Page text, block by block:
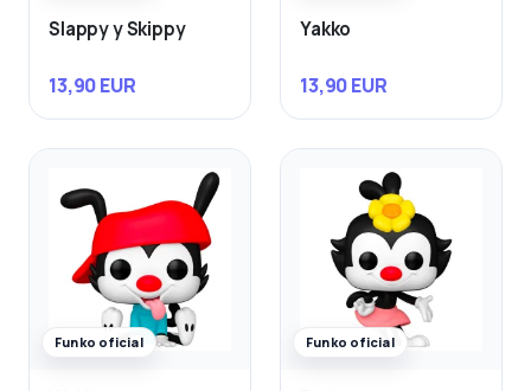
Slappy y Skippy
13,90 EUR
Yakko
13,90 EUR
Funko oficial Funko oficial